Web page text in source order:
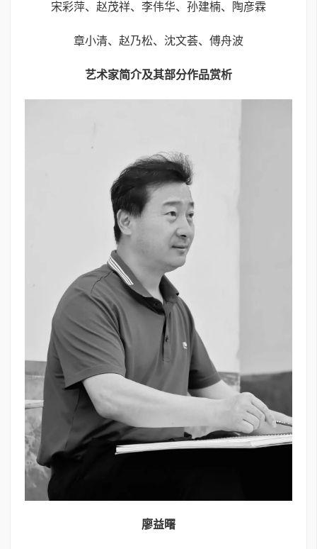
宋彩萍、赵茂祥、李伟华、孙建楠、陶彦霖
章小清、赵乃松、沈文荟、傅舟波
艺术家简介及其部分作品赏析
廖益曙